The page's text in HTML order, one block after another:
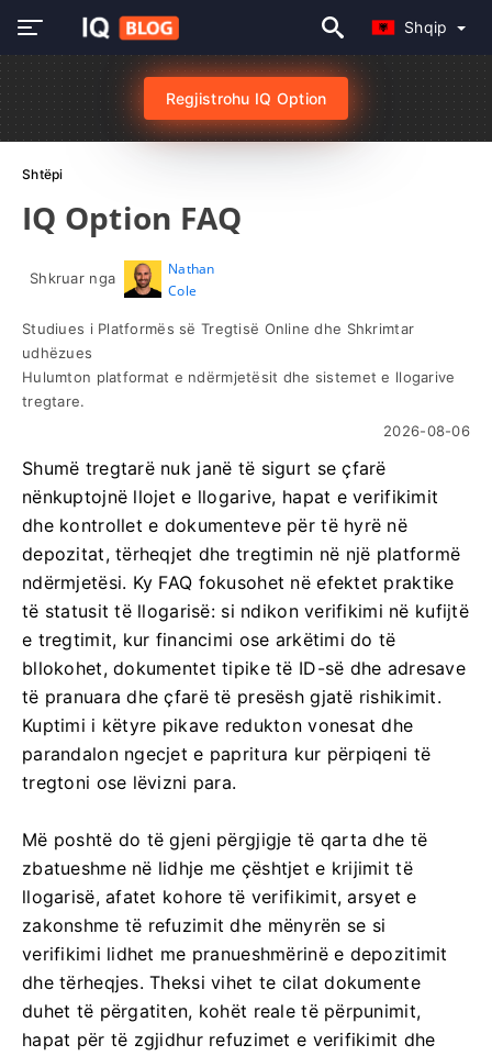
Shqip
Regjistrohu IQ Option
Shtëpi
IQ Option FAQ
Shkruar nga
Nathan
Cole
Studiues i Platformës së Tregtisë Online dhe Shkrimtar
udhëzues
Hulumton platformat e ndërmjetësit dhe sistemet e llogarive
tregtare.
2026-08-06
Shumë tregtarë nuk janë të sigurt se çfarë
nënkuptojnë llojet e llogarive, hapat e verifikimit
dhe kontrollet e dokumenteve për të hyrë në
depozitat, tërheqjet dhe tregtimin në një platformë
ndërmjetësi. Ky FAQ fokusohet në efektet praktike
të statusit të llogarisë: si ndikon verifikimi në kufijtë
e tregtimit, kur financimi ose arkëtimi do të
bllokohet, dokumentet tipike të ID-së dhe adresave
të pranuara dhe çfarë të presësh gjatë rishikimit.
Kuptimi i këtyre pikave redukton vonesat dhe
parandalon ngecjet e papritura kur përpiqeni të
tregtoni ose lëvizni para.
Më poshtë do të gjeni përgjigje të qarta dhe të
zbatueshme në lidhje me çështjet e krijimit të
llogarisë, afatet kohore të verifikimit, arsyet e
zakonshme të refuzimit dhe mënyrën se si
verifikimi lidhet me pranueshmërinë e depozitimit
dhe tërheqjes. Theksi vihet te cilat dokumente
duhet të përgatiten, kohët reale të përpunimit,
hapat për të zgjidhur refuzimet e verifikimit dhe